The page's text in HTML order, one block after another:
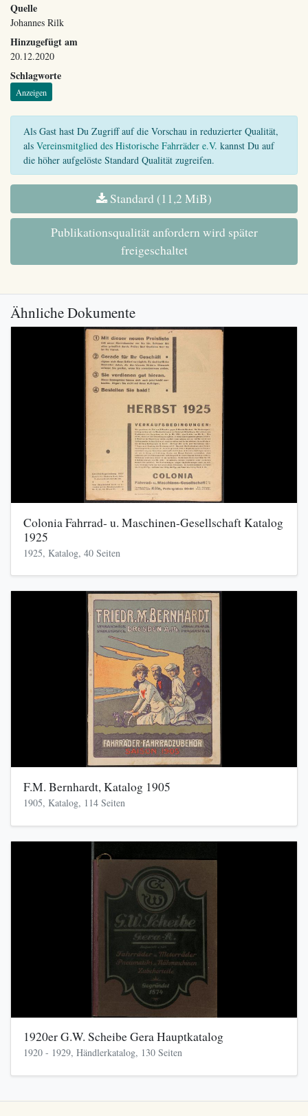
Quelle
Johannes Rilk
Hinzugefügt am
20.12.2020
Schlagworte
Anzeigen
Als Gast hast Du Zugriff auf die Vorschau in reduzierter Qualität,
als Vereinsmitglied des Historische Fahrräder e.V. kannst Du auf
die höher aufgelöste Standard Qualität zugreifen.
Standard (11,2 MiB)
Publikationsqualität anfordern wird später
freigeschaltet
Ähnliche Dokumente
Colonia Fahrrad- u. Maschinen-Gesellschaft Katalog
1925
1925, Katalog, 40 Seiten
F.M. Bernhardt, Katalog 1905
1905, Katalog, 114 Seiten
1920er G.W. Scheibe Gera Hauptkatalog
1920 - 1929, Händlerkatalog, 130 Seiten